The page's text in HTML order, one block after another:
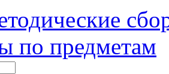
по предметам